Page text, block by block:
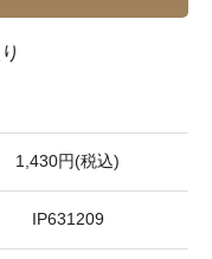
1,430円(税込)
IP631209